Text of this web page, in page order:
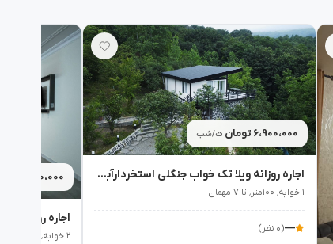
6،900،000 تومان ت/شب
اجاره روزانه ویلا تک خواب جنگلی استخردارآبگرم آوان بهشهر - نوشهر
۱ خوابه٬ ۱۰۰متر٬ تا ۷ مهمان
—(۰ نظر)
5،060،000 تومان
۲ خوابه٬ ۸۰متر٬ تا ۸ مهمان